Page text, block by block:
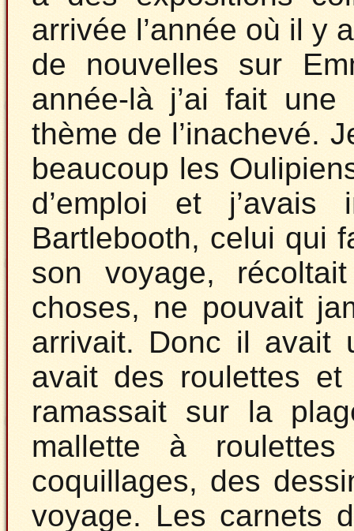
arrivée l’année où il y
de nouvelles sur
année-là j’ai fait
thème de l’inachevé.
beaucoup les
d’emploi et
Bartlebooth, celui qui
son voyage,
choses, ne pouvait
arrivait. Donc il avait
avait des roulettes
ramassait sur la
mallette à
coquillages, des
voyage. Les carnets